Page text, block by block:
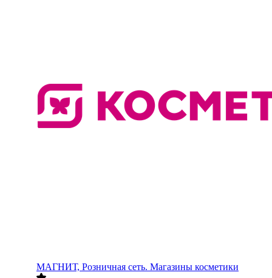
МАГНИТ, Розничная сеть. Магазины косметики